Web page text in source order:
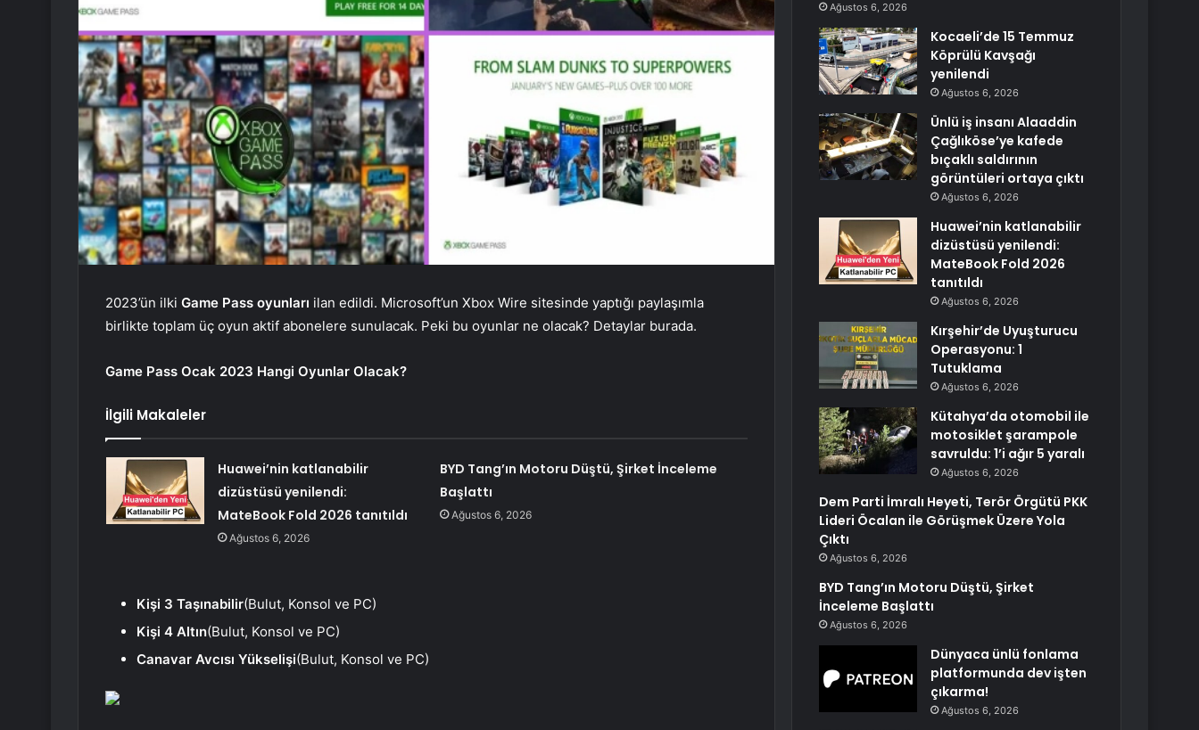
2023’ün ilki Game Pass oyunları ilan edildi. Microsoft’un Xbox Wire sitesinde yaptığı paylaşımla
birlikte toplam üç oyun aktif abonelere sunulacak. Peki bu oyunlar ne olacak? Detaylar burada.
Game Pass Ocak 2023 Hangi Oyunlar Olacak?
İlgili Makaleler
Huawei’nin katlanabilir
dizüstüsü yenilendi:
MateBook Fold 2026 tanıtıldı
Ağustos 6, 2026
BYD Tang’ın Motoru Düştü, Şirket İnceleme
Başlattı
Ağustos 6, 2026
Kişi 3 Taşınabilir(Bulut, Konsol ve PC)
Kişi 4 Altın(Bulut, Konsol ve PC)
Canavar Avcısı Yükselişi(Bulut, Konsol ve PC)
Ağustos 6, 2026
Kocaeli’de 15 Temmuz
Köprülü Kavşağı
yenilendi
Ağustos 6, 2026
Ünlü iş insanı Alaaddin
Çağlıköse’ye kafede
bıçaklı saldırının
görüntüleri ortaya çıktı
Ağustos 6, 2026
Huawei’nin katlanabilir
dizüstüsü yenilendi:
MateBook Fold 2026
tanıtıldı
Ağustos 6, 2026
Kırşehir’de Uyuşturucu
Operasyonu: 1
Tutuklama
Ağustos 6, 2026
Kütahya’da otomobil ile
motosiklet şarampole
savruldu: 1’i ağır 5 yaralı
Ağustos 6, 2026
Dem Parti İmralı Heyeti, Terör Örgütü PKK
Lideri Öcalan ile Görüşmek Üzere Yola
Çıktı
Ağustos 6, 2026
BYD Tang’ın Motoru Düştü, Şirket
İnceleme Başlattı
Ağustos 6, 2026
Dünyaca ünlü fonlama
platformunda dev işten
çıkarma!
Ağustos 6, 2026